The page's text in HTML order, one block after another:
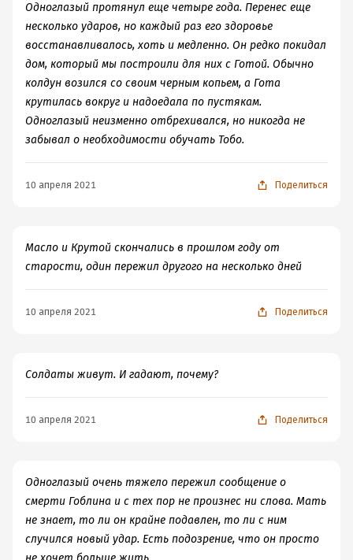
Одноглазый протянул еще четыре года. Перенес еще
несколько ударов, но каждый раз его здоровье
восстанавливалось, хоть и медленно. Он редко покидал
дом, который мы построили для них с Готой. Обычно
колдун возился со своим черным копьем, а Гота
крутилась вокруг и надоедала по пустякам.
Одноглазый неизменно отбрехивался, но никогда не
забывал о необходимости обучать Тобо.
10 апреля 2021 Поделиться
Масло и Крутой скончались в прошлом году от
старости, один пережил другого на несколько дней
10 апреля 2021 Поделиться
Солдаты живут. И гадают, почему?
10 апреля 2021 Поделиться
Одноглазый очень тяжело пережил сообщение о
смерти Гоблина и с тех пор не произнес ни слова. Мать
не знает, то ли он крайне подавлен, то ли с ним
случился новый удар. Есть подозрение, что он просто